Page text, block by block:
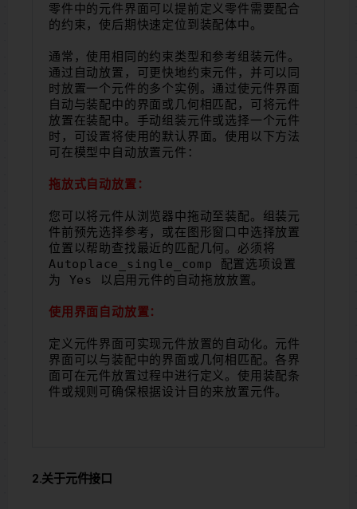
零件中的元件界面可以提前定义零件需要配合
的约束，使后期快速定位到装配体中。
通常，使用相同的约束类型和参考组装元件。
通过自动放置，可更快地约束元件，并可以同
时放置一个元件的多个实例。通过使元件界面
自动与装配中的界面或几何相匹配，可将元件
放置在装配中。手动组装元件或选择一个元件
时，可设置将使用的默认界面。使用以下方法
可在模型中自动放置元件：
拖放式自动放置：
您可以将元件从浏览器中拖动至装配。组装元
件前预先选择参考，或在图形窗口中选择放置
位置以帮助查找最近的匹配几何。必须将
Autoplace_single_comp 配置选项设置
为 Yes 以启用元件的自动拖放放置。
使用界面自动放置：
定义元件界面可实现元件放置的自动化。元件
界面可以与装配中的界面或几何相匹配。各界
面可在元件放置过程中进行定义。使用装配条
件或规则可确保根据设计目的来放置元件。
2.关于元件接口